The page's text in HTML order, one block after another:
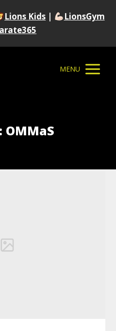
Lions Kids |
LionsGym
MENU